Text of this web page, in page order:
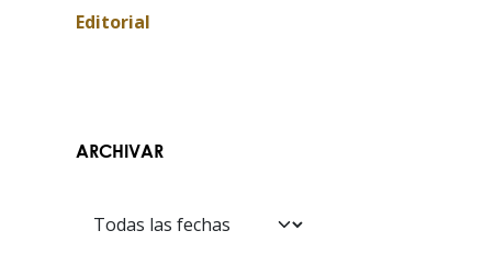
Editorial
ARCHIVAR